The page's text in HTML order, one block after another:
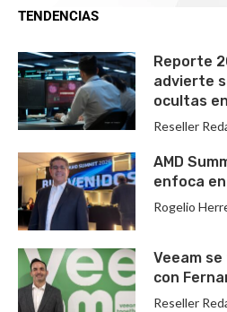
TENDENCIAS
Reporte
advierte
ocultas
Reseller
AMD
enfoca
Rogelio
Veeam
con
Reseller